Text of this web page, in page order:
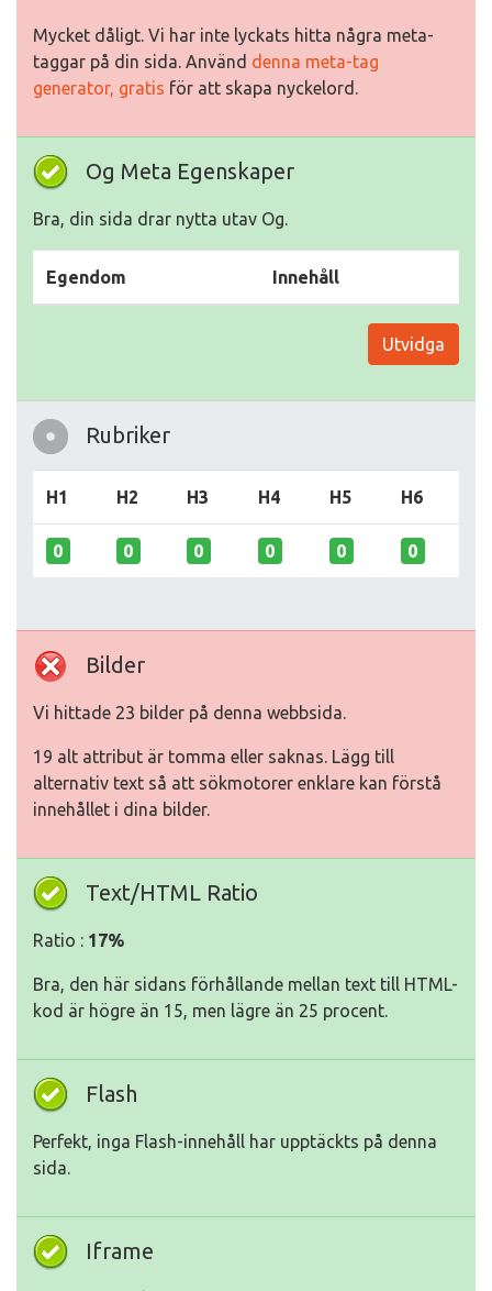
Mycket dåligt. Vi har inte lyckats hitta några meta-
taggar på din sida. Använd denna meta-tag
generator, gratis för att skapa nyckelord.
Og Meta Egenskaper
Bra, din sida drar nytta utav Og.
Egendom Innehåll
Utvidga
Rubriker
H1 H2 H3 H4 H5 H6
0 0 0 0 0 0
Bilder
Vi hittade 23 bilder på denna webbsida.
19 alt attribut är tomma eller saknas. Lägg till
alternativ text så att sökmotorer enklare kan förstå
innehållet i dina bilder.
Text/HTML Ratio
Ratio : 17%
Bra, den här sidans förhållande mellan text till HTML-
kod är högre än 15, men lägre än 25 procent.
Flash
Perfekt, inga Flash-innehåll har upptäckts på denna
sida.
Iframe